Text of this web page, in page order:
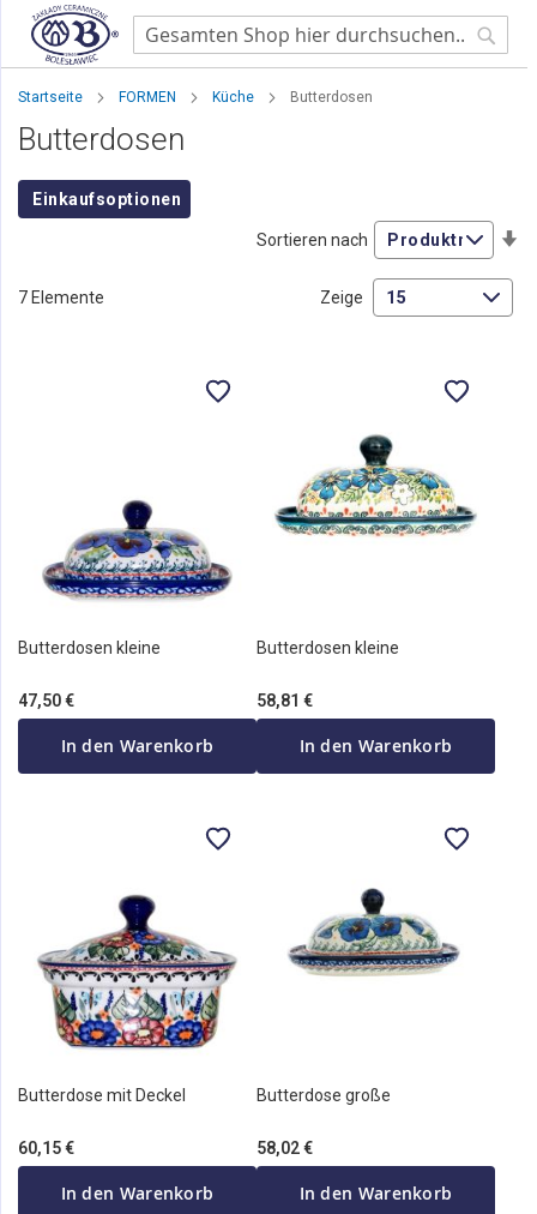
Startseite FORMEN Küche Butterdosen
Butterdosen
Einkaufsoptionen
7 Elemente
Sortieren nach
Zeige
Butterdosen kleine
47,50 €
In den Warenkorb
Butterdosen kleine
58,81 €
In den Warenkorb
Butterdose mit Deckel
60,15 €
In den Warenkorb
Butterdose große
58,02 €
In den Warenkorb